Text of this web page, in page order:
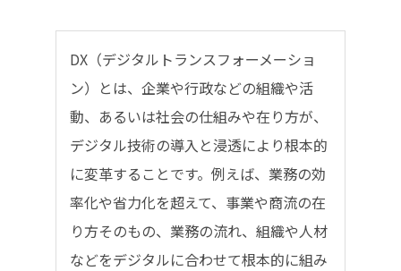
DX（デジタルトランスフォーメーショ
ン）とは、企業や行政などの組織や活
動、あるいは社会の仕組みや在り方が、
デジタル技術の導入と浸透により根本的
に変革することです。例えば、業務の効
率化や省力化を超えて、事業や商流の在
り方そのもの、業務の流れ、組織や人材
などをデジタルに合わせて根本的に組み